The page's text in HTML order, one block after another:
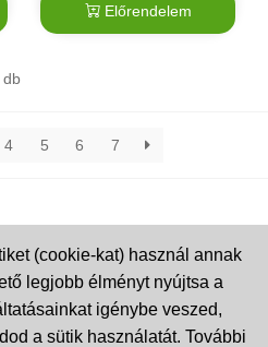
Előrendelem
db
4 5 6 7
(cookie-kat) használ annak
legjobb élményt nyújtsa a
igénybe veszed,
a sütik használatát. További